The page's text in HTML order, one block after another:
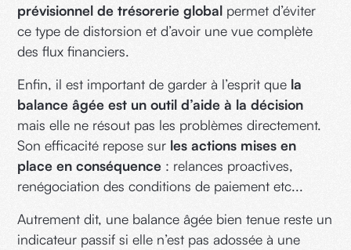
prévisionnel de trésorerie global permet d’éviter
ce type de distorsion et d’avoir une vue complète
des flux financiers.
Enfin, il est important de garder à l’esprit que la
balance âgée est un outil d’aide à la décision
mais elle ne résout pas les problèmes directement.
Son efficacité repose sur les actions mises en
place en conséquence : relances proactives,
renégociation des conditions de paiement etc...
Autrement dit, une balance âgée bien tenue reste un
indicateur passif si elle n’est pas adossée à une